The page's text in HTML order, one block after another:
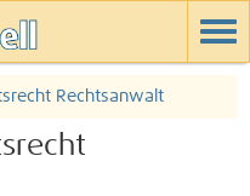
Rechtsanwalt